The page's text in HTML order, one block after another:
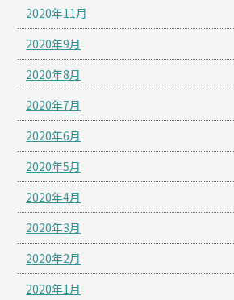
2020年11月
2020年9月
2020年8月
2020年7月
2020年6月
2020年5月
2020年4月
2020年3月
2020年2月
2020年1月